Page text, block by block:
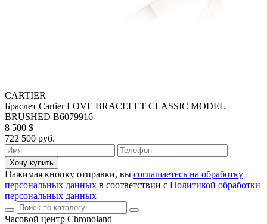
CARTIER
Браслет Cartier LOVE BRACELET CLASSIC MODEL
BRUSHED B6079916
8 500 $
722 500 руб.
Хочу купить
Нажимая кнопку отправки, вы соглашаетесь на обработку
персональных данных в соответствии с Политикой обработки
персональных данных
Часовой центр Chronoland